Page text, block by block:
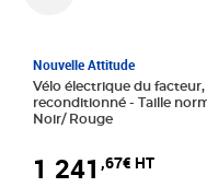
Nouvelle Attitude
Vélo électrique du facteur,
reconditionné - Taille normale -
Noir/ Rouge
1 241 ,67€ HT